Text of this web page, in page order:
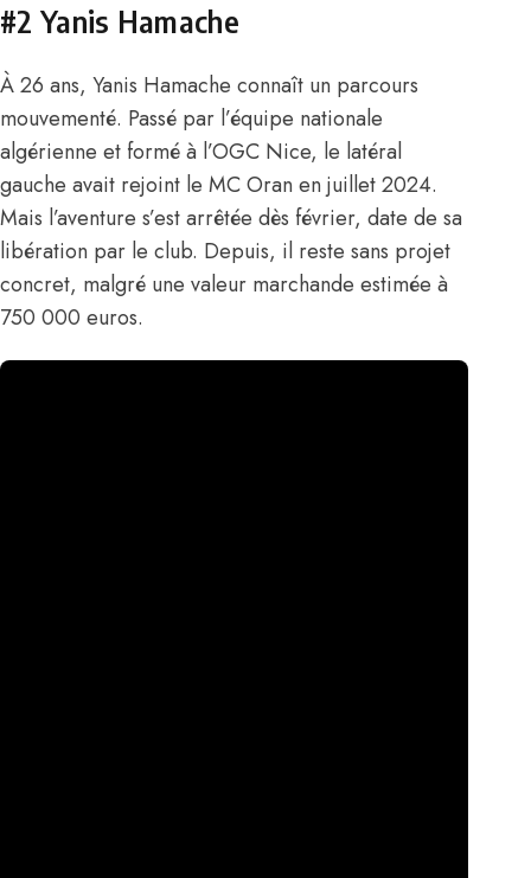
#2 Yanis Hamache
À 26 ans, Yanis Hamache connaît un parcours
mouvementé. Passé par l’équipe nationale
algérienne et formé à l’OGC Nice, le latéral
gauche avait rejoint le MC Oran en juillet 2024.
Mais l’aventure s’est arrêtée dès février, date de sa
libération par le club. Depuis, il reste sans projet
concret, malgré une valeur marchande estimée à
750 000 euros.